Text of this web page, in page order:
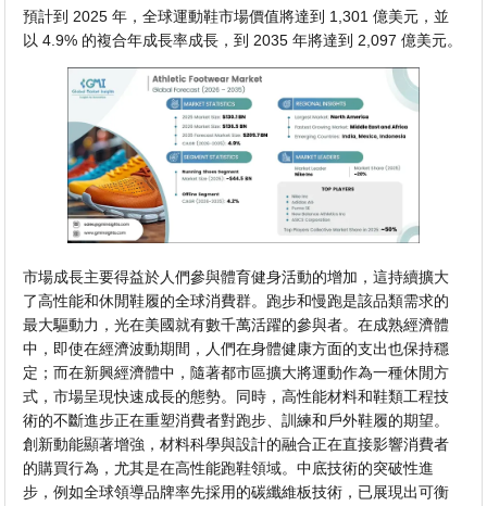
預計到 2025 年，全球運動鞋市場價值將達到 1,301 億美元，並
以 4.9% 的複合年成長率成長，到 2035 年將達到 2,097 億美元。
市場成長主要得益於人們參與體育健身活動的增加，這持續擴大
了高性能和休閒鞋履的全球消費群。跑步和慢跑是該品類需求的
最大驅動力，光在美國就有數千萬活躍的參與者。在成熟經濟體
中，即使在經濟波動期間，人們在身體健康方面的支出也保持穩
定；而在新興經濟體中，隨著都市區擴大將運動作為一種休閒方
式，市場呈現快速成長的態勢。同時，高性能材料和鞋類工程技
術的不斷進步正在重塑消費者對跑步、訓練和戶外鞋履的期望。
創新動能顯著增強，材料科學與設計的融合正在直接影響消費者
的購買行為，尤其是在高性能跑鞋領域。中底技術的突破性進
步，例如全球領導品牌率先採用的碳纖維板技術，已展現出可衡